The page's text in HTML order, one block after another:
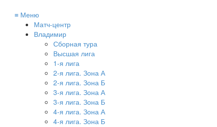
≡ Меню
Матч-центр
Владимир
Сборная тура
Высшая лига
1-я лига
2-я лига. Зона А
2-я лига. Зона Б
3-я лига. Зона А
3-я лига. Зона Б
4-я лига. Зона А
4-я лига. Зона Б